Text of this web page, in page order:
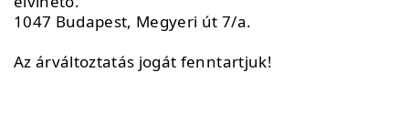
1047 Budapest, Megyeri út 7/a.
Az árváltoztatás jogát fenntartjuk!